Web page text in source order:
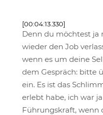
[00:04:13.330]
Denn du möchtest ja
wieder den Job
wenn es um deine
dem Gespräch: bitte
ein. Es ist das
erlebt habe, ich war
Führungskraft, wenn